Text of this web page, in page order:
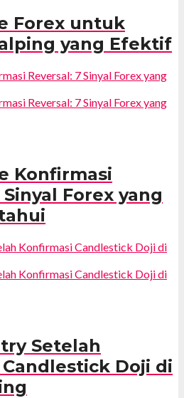
Forex untuk
yang Efektif
Konfirmasi
Forex yang
Setelah
Doji di